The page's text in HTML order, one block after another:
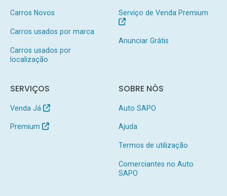
Carros Novos
Carros usados por marca
Carros usados por
localização
Serviço de Venda Premium
Anunciar Grátis
SERVIÇOS
Venda Já
Premium
SOBRE NÓS
Auto SAPO
Ajuda
Termos de utilização
Comerciantes no Auto
SAPO